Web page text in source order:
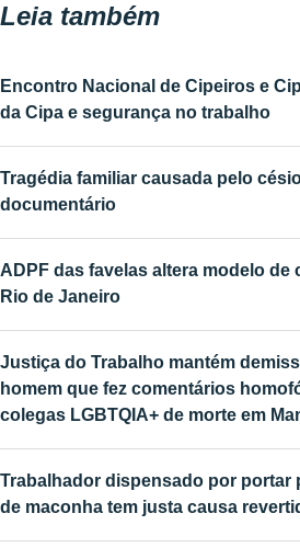
Leia também
Encontro Nacional de Cipeiros e
da Cipa e segurança no trabalho
Tragédia familiar causada pelo
documentário
ADPF das favelas altera modelo de
Rio de Janeiro
Justiça do Trabalho mantém
homem que fez comentários
colegas LGBTQIA+ de morte em
Trabalhador dispensado por portar
de maconha tem justa causa